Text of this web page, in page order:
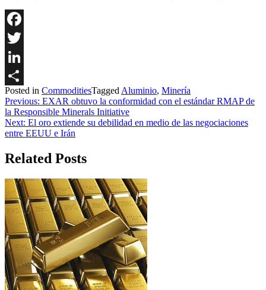
Facebook
Twitter
LinkedIn
Share
Posted in CommoditiesTagged Aluminio, Minería
Navegación
de
entradas
Previous: EXAR obtuvo la conformidad con el estándar RMAP de
la Responsible Minerals Initiative
Next: El oro extiende su debilidad en medio de las negociaciones
entre EEUU e Irán
Related Posts